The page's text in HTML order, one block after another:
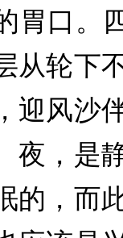
胃口
从轮下
迎风沙
夜，是
的，而